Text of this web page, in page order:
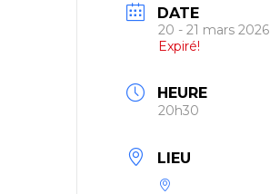
DATE
20 - 21 mars 2026
Expiré!
HEURE
20h30
LIEU